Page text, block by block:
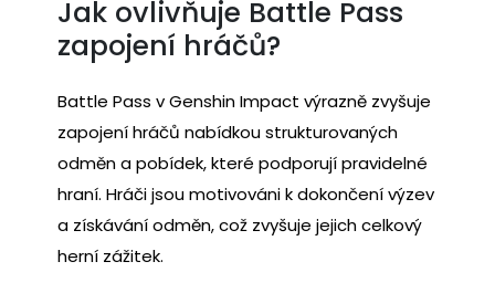
Jak ovlivňuje Battle Pass
zapojení hráčů?
Battle Pass v Genshin Impact výrazně zvyšuje
zapojení hráčů nabídkou strukturovaných
odměn a pobídek, které podporují pravidelné
hraní. Hráči jsou motivováni k dokončení výzev
a získávání odměn, což zvyšuje jejich celkový
herní zážitek.